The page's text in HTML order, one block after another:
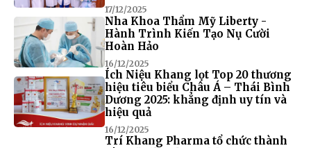
17/12/2025
Nha Khoa Thẩm Mỹ Liberty -
Hành Trình Kiến Tạo Nụ Cười
Hoàn Hảo
16/12/2025
Ích Niệu Khang lọt Top 20 thương
hiệu tiêu biểu Châu Á – Thái Bình
Dương 2025: khẳng định uy tín và
hiệu quả
16/12/2025
Trí Khang Pharma tổ chức thành